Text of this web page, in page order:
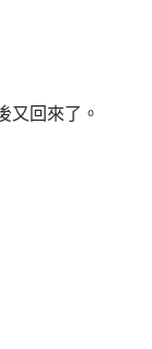
又回來了。